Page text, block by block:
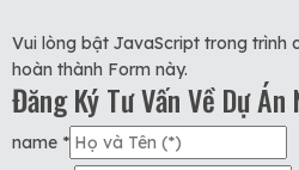
Vui lòng bật JavaScript trong trình
hoàn thành Form này.
Đăng Ký Tư Vấn Về Dự Án
name *